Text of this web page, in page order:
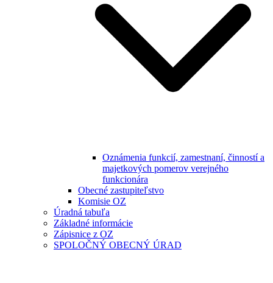
Oznámenia funkcií, zamestnaní, činností a
majetkových pomerov verejného
funkcionára
Obecné zastupiteľstvo
Komisie OZ
Úradná tabuľa
Základné informácie
Zápisnice z OZ
SPOLOČNÝ OBECNÝ ÚRAD